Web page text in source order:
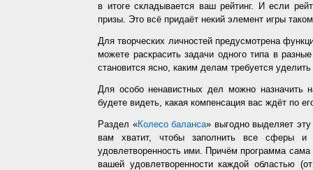
в итоге складывается ваш рейтинг. И если
призы. Это всё придаёт некий элемент игры
Для творческих личностей предусмотрена
можете раскрасить задачи одного типа в
становится ясно, каким делам требуется
Для особо ненавистных дел можно назначить
будете видеть, какая компенсация вас ждёт по
Раздел «Колесо баланса» выгодно выделяет
вам хватит, чтобы заполнить все сферы и
удовлетворенность ими. Причём программа
вашей удовлетворенности каждой областью